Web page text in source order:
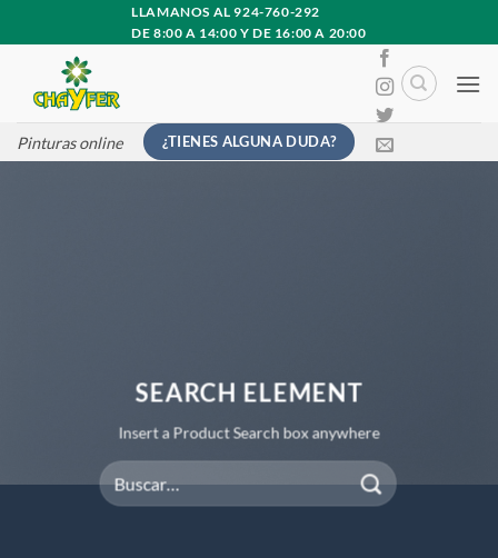
al
contenido
LLAMANOS AL 924-760-292
DE 8:00 A 14:00 Y DE 16:00 A 20:00
Pinturas online ¿TIENES ALGUNA DUDA?
SEARCH ELEMENT
Insert a Product Search box anywhere
Buscar
por: